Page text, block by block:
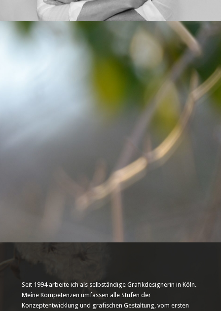
Seit 1994 arbeite ich als selbständige Grafikdesignerin in Köln.
Meine Kompetenzen umfassen alle Stufen der
Konzeptentwicklung und grafischen Gestaltung, vom ersten